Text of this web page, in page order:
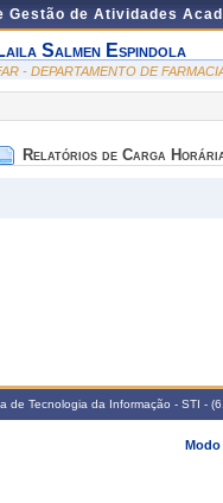
Gestão de Atividades
Salmen Espindola
- DEPARTAMENTO DE
Relatórios de Carga
de Tecnologia da Informação - STI -
Modo